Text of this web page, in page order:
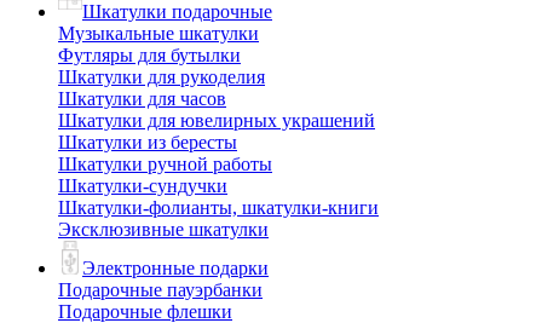
Шкатулки подарочные
Музыкальные шкатулки
Футляры для бутылки
Шкатулки для рукоделия
Шкатулки для часов
Шкатулки для ювелирных украшений
Шкатулки из бересты
Шкатулки ручной работы
Шкатулки-сундучки
Шкатулки-фолианты, шкатулки-книги
Эксклюзивные шкатулки
Электронные подарки
Подарочные пауэрбанки
Подарочные флешки